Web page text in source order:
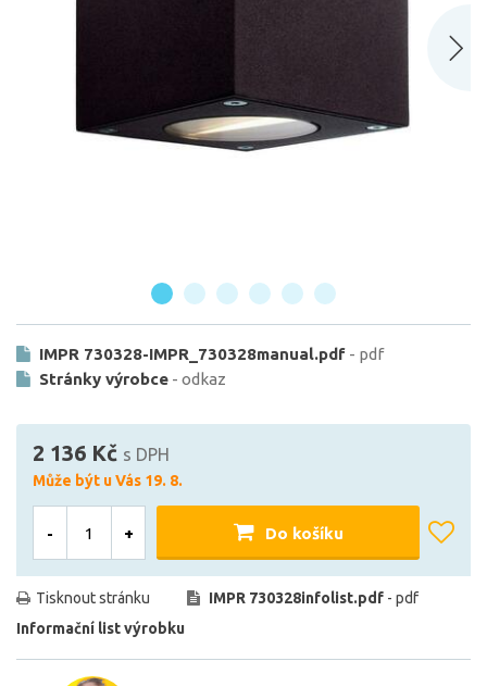
IMPR 730328-IMPR_730328manual.pdf - pdf
Stránky výrobce - odkaz
2 136 Kč s DPH
Může být u Vás 19. 8.
- + Do košíku
Tisknout stránku IMPR 730328infolist.pdf - pdf
Informační list výrobku